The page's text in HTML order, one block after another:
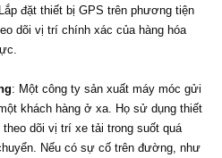
đặt thiết bị GPS trên phương tiện
dõi vị trí chính xác của hàng hóa
: Một công ty sản xuất máy móc gửi
khách hàng ở xa. Họ sử dụng thiết
theo dõi vị trí xe tải trong suốt quá
Nếu có sự cố trên đường, như